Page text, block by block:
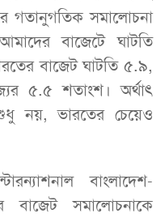
গতানুগতিক সমালোচনা
বাজেটে ঘাটতি
বাজেট ঘাটতি ৫.৯,
৫.৫ শতাংশ। অর্থাৎ
শুধু নয়, ভারতের চেয়েও
বাংলাদেশ-
সমালোচনাকে